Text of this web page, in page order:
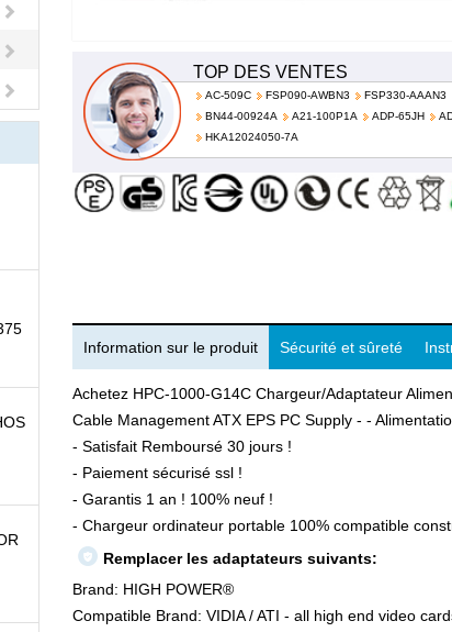
TOP DES VENTES
AC-509C FSP090-AWBN3
FSP330-AAAN3
BN44-00924A
A21-100P1A ADP-65JH
HKA12024050-7A
Information sur le produit Sécurité et sûreté
Achetez HPC-1000-G14C Chargeur/Adaptateur
Cable Management ATX EPS PC Supply - -
- Satisfait Remboursé 30 jours !
- Paiement sécurisé ssl !
- Garantis 1 an ! 100% neuf !
- Chargeur ordinateur portable 100% compatible
Remplacer les adaptateurs suivants:
Brand: HIGH POWER®
Compatible Brand: VIDIA / ATI - all high end video